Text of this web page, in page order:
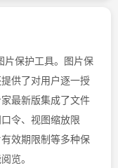
片保护工具。图片保
供了对用户逐一授
最新版集成了文件
令、视图缩放限
效期限制等多种保
览。